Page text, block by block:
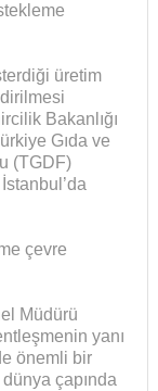
üretim
Bakanlığı
Gıda ve
(TGDF)
çevre
Müdürü
yanı
önemli bir
çapında